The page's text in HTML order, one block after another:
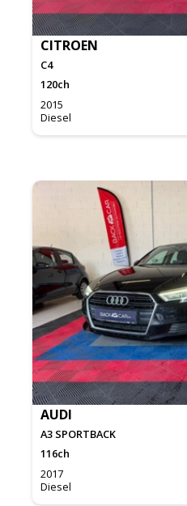
CITROEN
C4
120ch
2015
Diesel
AUDI
A3 SPORTBACK
116ch
2017
Diesel